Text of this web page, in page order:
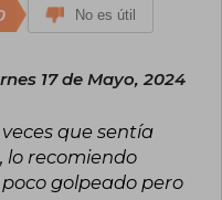
No es útil
17 de Mayo, 2024
que sentía
lo recomiendo
golpeado pero